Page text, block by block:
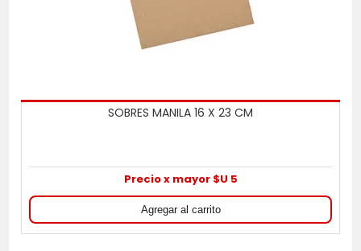
SOBRES MANILA 16 X 23 CM
Precio x mayor $U 5